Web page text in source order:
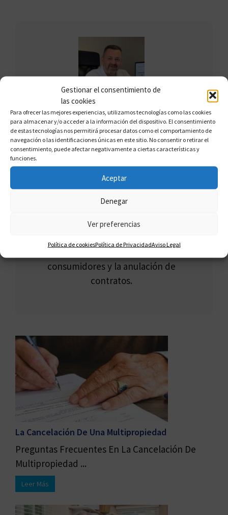
Gestionar el consentimiento de
las cookies
Para ofrecer las mejores experiencias, utilizamos tecnologías como las cookies
para almacenar y/o acceder a la información del dispositivo. El consentimiento
de estas tecnologías nos permitirá procesar datos como el comportamiento de
navegación o las identificaciones únicas en este sitio. No consentir o retirar el
consentimiento, puede afectar negativamente a ciertas características y
funciones.
Aceptar
Denegar
Ver preferencias
Política de cookiesPolítica de PrivacidadAviso Legal
FRANCISCO CLAROS
Francisco Claros, conocido como el
"Defensor del Multipropietario", es un
experto en multipropiedad con amplia
experiencia en ayudar a los afectados a
Reconocido por su enfoque riguroso y
efectivo, Francisco lidera un equipo de
protección de los derechos de los
consumidores y la anulación de
contratos.
La Cancelación De Una Multipropiedad
Preguntas Frecuentes En La Cancelación De
Multipropiedad ...
Leer Más